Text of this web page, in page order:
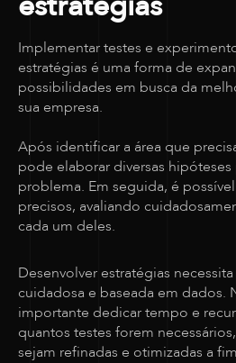
Implementar testes e
estratégias é uma forma de
possibilidades em busca da
sua empresa.
Após identificar a área que
pode elaborar diversas hipóteses
problema. Em seguida, é
precisos, avaliando
cada um deles.
Desenvolver estratégias
cuidadosa e baseada em dados.
importante dedicar tempo e
quantos testes forem
sejam refinadas e otimizadas a